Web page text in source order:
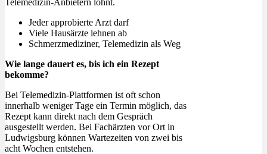
Telemedizin-Anbietern lohnt.
Jeder approbierte Arzt darf
Viele Hausärzte lehnen ab
Schmerzmediziner, Telemedizin als Weg
Wie lange dauert es, bis ich ein Rezept
bekomme?
Bei Telemedizin-Plattformen ist oft schon
innerhalb weniger Tage ein Termin möglich, das
Rezept kann direkt nach dem Gespräch
ausgestellt werden. Bei Fachärzten vor Ort in
Ludwigsburg können Wartezeiten von zwei bis
acht Wochen entstehen.